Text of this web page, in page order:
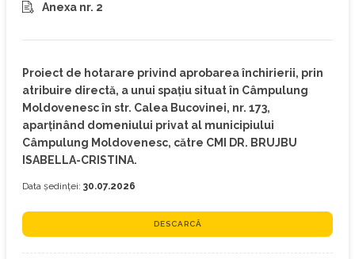
Anexa nr. 2
Proiect de hotarare privind aprobarea închirierii, prin
atribuire directă, a unui spațiu situat în Câmpulung
Moldovenesc în str. Calea Bucovinei, nr. 173,
aparținând domeniului privat al municipiului
Câmpulung Moldovenesc, către CMI DR. BRUJBU
ISABELLA-CRISTINA.
Data ședinței: 30.07.2026
DESCARCĂ